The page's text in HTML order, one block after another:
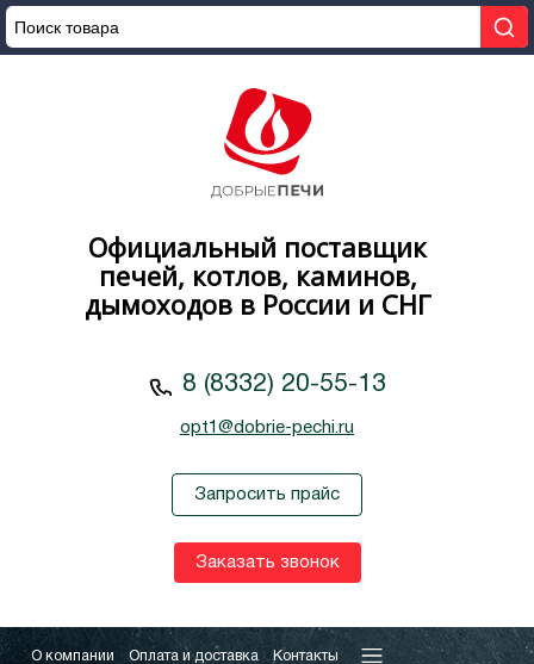
Официальный поставщик
печей, котлов, каминов,
дымоходов в России и СНГ
8 (8332) 20-55-13
opt1@dobrie-pechi.ru
Запросить прайс
Заказать звонок
О компании Оплата и доставка Контакты